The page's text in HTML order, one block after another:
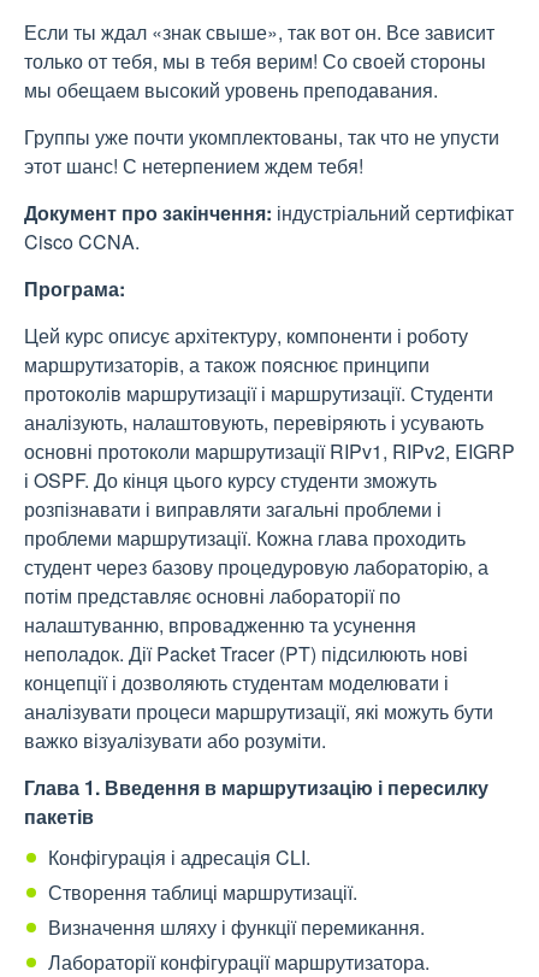
Если ты ждал «знак свыше», так вот он. Все зависит
только от тебя, мы в тебя верим! Со своей стороны
мы обещаем высокий уровень преподавания.
Группы уже почти укомплектованы, так что не упусти
этот шанс! С нетерпением ждем тебя!
Документ про закінчення: індустріальний сертифікат
Cisco CCNA.
Програма:
Цей курс описує архітектуру, компоненти і роботу
маршрутизаторів, а також пояснює принципи
протоколів маршрутизації і маршрутизації. Студенти
аналізують, налаштовують, перевіряють і усувають
основні протоколи маршрутизації RIPv1, RIPv2, EIGRP
і OSPF. До кінця цього курсу студенти зможуть
розпізнавати і виправляти загальні проблеми і
проблеми маршрутизації. Кожна глава проходить
студент через базову процедуровую лабораторію, а
потім представляє основні лабораторії по
налаштуванню, впровадженню та усунення
неполадок. Дії Packet Tracer (PT) підсилюють нові
концепції і дозволяють студентам моделювати і
аналізувати процеси маршрутизації, які можуть бути
важко візуалізувати або розуміти.
Глава 1. Введення в маршрутизацію і пересилку
пакетів
Конфігурація і адресація CLI.
Створення таблиці маршрутизації.
Визначення шляху і функції перемикання.
Лабораторії конфігурації маршрутизатора.